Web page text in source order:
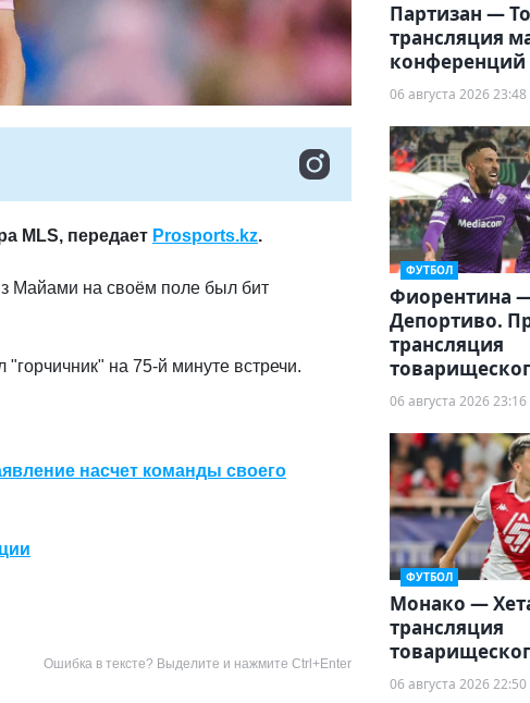
MLS, передает Prosports.kz.
Майами на своём поле был бит
на 75-й минуте встречи.
насчет команды своего
Ошибка в тексте? Выделите и нажмите Ctrl+Enter
Партизан —
трансляция
конференций
06 августа 2026 23:48
ФУТБОЛ
Фиорентина
Депортиво.
трансляция
06 августа 2026 23:16
ФУТБОЛ
Монако —
трансляция
06 августа 2026 22:50